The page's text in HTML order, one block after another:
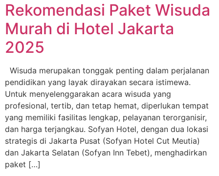
Rekomendasi Paket Wisuda
Murah di Hotel Jakarta
2025
Wisuda merupakan tonggak penting dalam perjalanan
pendidikan yang layak dirayakan secara istimewa.
Untuk menyelenggarakan acara wisuda yang
profesional, tertib, dan tetap hemat, diperlukan tempat
yang memiliki fasilitas lengkap, pelayanan terorganisir,
dan harga terjangkau. Sofyan Hotel, dengan dua lokasi
strategis di Jakarta Pusat (Sofyan Hotel Cut Meutia)
dan Jakarta Selatan (Sofyan Inn Tebet), menghadirkan
paket […]